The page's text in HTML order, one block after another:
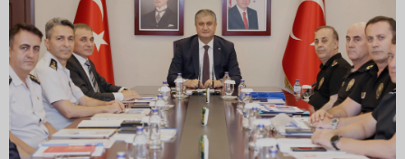
Adana’da parktaki OED cihazını çalan şüpheli
tutuklandı
Seyhan’da fırın ve pastanelere hijyen denetimi
gerçekleştirildi